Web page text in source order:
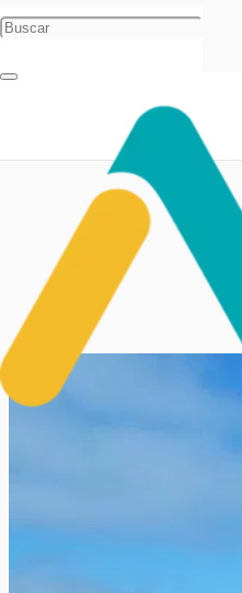
Inicio
Novedades
Villa Gesell tiene una playa